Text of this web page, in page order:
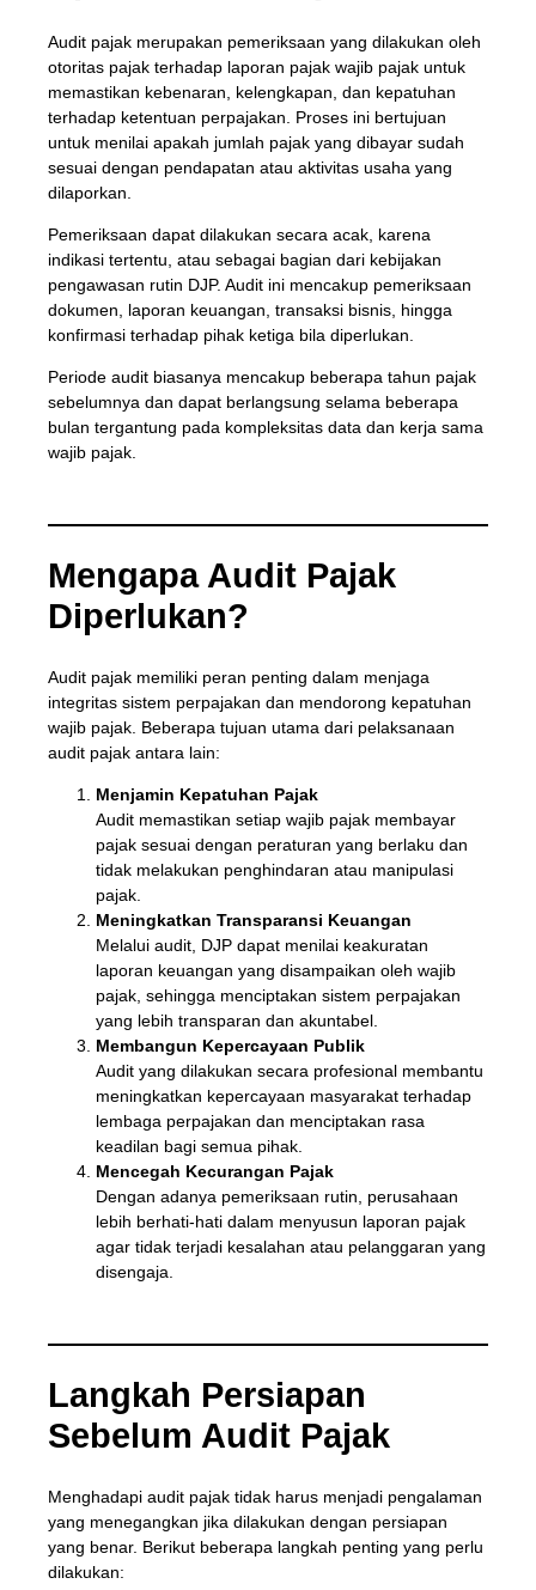
Audit pajak merupakan pemeriksaan yang dilakukan oleh
otoritas pajak terhadap laporan pajak wajib pajak untuk
memastikan kebenaran, kelengkapan, dan kepatuhan
terhadap ketentuan perpajakan. Proses ini bertujuan
untuk menilai apakah jumlah pajak yang dibayar sudah
sesuai dengan pendapatan atau aktivitas usaha yang
dilaporkan.
Pemeriksaan dapat dilakukan secara acak, karena
indikasi tertentu, atau sebagai bagian dari kebijakan
pengawasan rutin DJP. Audit ini mencakup pemeriksaan
dokumen, laporan keuangan, transaksi bisnis, hingga
konfirmasi terhadap pihak ketiga bila diperlukan.
Periode audit biasanya mencakup beberapa tahun pajak
sebelumnya dan dapat berlangsung selama beberapa
bulan tergantung pada kompleksitas data dan kerja sama
wajib pajak.
Mengapa Audit Pajak
Diperlukan?
Audit pajak memiliki peran penting dalam menjaga
integritas sistem perpajakan dan mendorong kepatuhan
wajib pajak. Beberapa tujuan utama dari pelaksanaan
audit pajak antara lain:
Menjamin Kepatuhan Pajak
Audit memastikan setiap wajib pajak membayar
pajak sesuai dengan peraturan yang berlaku dan
tidak melakukan penghindaran atau manipulasi
pajak.
Meningkatkan Transparansi Keuangan
Melalui audit, DJP dapat menilai keakuratan
laporan keuangan yang disampaikan oleh wajib
pajak, sehingga menciptakan sistem perpajakan
yang lebih transparan dan akuntabel.
Membangun Kepercayaan Publik
Audit yang dilakukan secara profesional membantu
meningkatkan kepercayaan masyarakat terhadap
lembaga perpajakan dan menciptakan rasa
keadilan bagi semua pihak.
Mencegah Kecurangan Pajak
Dengan adanya pemeriksaan rutin, perusahaan
lebih berhati-hati dalam menyusun laporan pajak
agar tidak terjadi kesalahan atau pelanggaran yang
disengaja.
Langkah Persiapan
Sebelum Audit Pajak
Menghadapi audit pajak tidak harus menjadi pengalaman
yang menegangkan jika dilakukan dengan persiapan
yang benar. Berikut beberapa langkah penting yang perlu
dilakukan: